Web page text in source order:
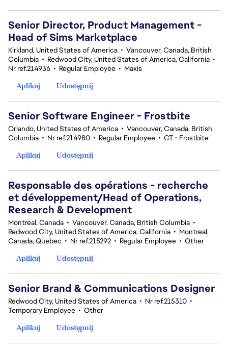
Senior Director, Product Management -
Head of Sims Marketplace
Kirkland, United States of America • Vancouver, Canada, British
Columbia • Redwood City, United States of America, California •
Nr ref.214936 • Regular Employee • Maxis
Aplikuj
Udostępnij
Senior Software Engineer - Frostbite
Orlando, United States of America • Vancouver, Canada, British
Columbia • Nr ref.214980 • Regular Employee • CT - Frostbite
Aplikuj
Udostępnij
Responsable des opérations - recherche
et développement/Head of Operations,
Research & Development
Montreal, Canada • Vancouver, Canada, British Columbia •
Redwood City, United States of America, California • Montreal,
Canada, Quebec • Nr ref.215292 • Regular Employee • Other
Aplikuj
Udostępnij
Senior Brand & Communications Designer
Redwood City, United States of America • Nr ref.215310 •
Temporary Employee • Other
Aplikuj
Udostępnij